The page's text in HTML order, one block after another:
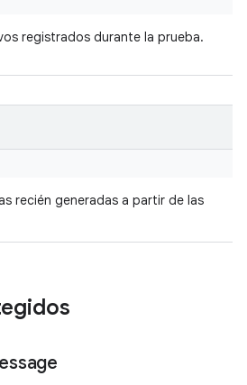
registrados durante la prueba.
recién generadas a partir de las